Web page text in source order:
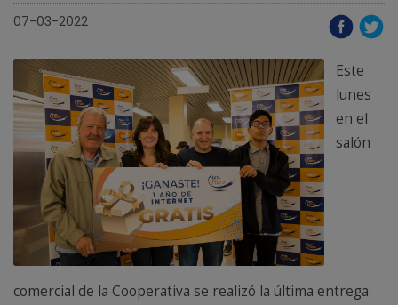
07-03-2022
Este
lunes
en el
salón
comercial de la Cooperativa se realizó la última entrega